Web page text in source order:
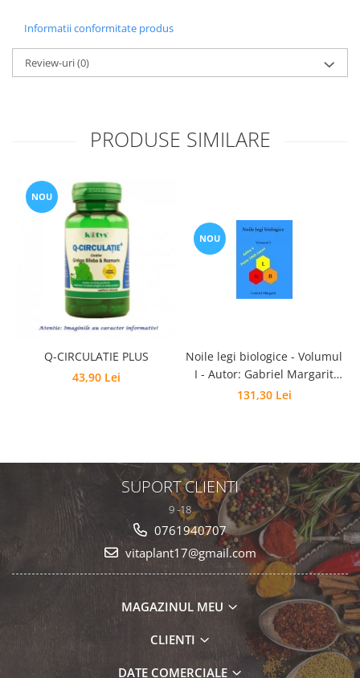
Informatii conformitate produs
Review-uri(0)
PRODUSE SIMILARE
NOU
Q-CIRCULATIE PLUS
43,90 Lei
NOU
Noile legi biologice - Volumul
I - Autor: Gabriel Margarit
Editia 6
131,30 Lei
SUPORT CLIENTI
9 -18
0761940707
vitaplant17@gmail.com
MAGAZINUL MEU
CLIENTI
DATE COMERCIALE